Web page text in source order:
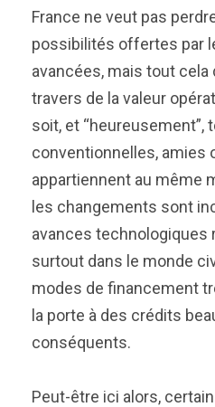
France ne veut pas
possibilités offertes par
avancées, mais tout
travers de la valeur
soit, et “heureusement”,
conventionnelles, amies
appartiennent au même
les changements sont
avances technologiques
surtout dans le monde
modes de financement
la porte à des crédits
conséquents.
Peut-être ici alors,